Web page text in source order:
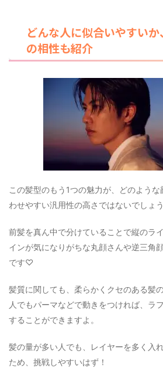
どんな人に似合いやすい
の相性も紹介
この髪型のもう1つの魅力が、どのよう
わせやすい汎用性の高さではないでしょう
前髪を真ん中で分けていることで縦のラ
インが気になりがちな丸顔さんや逆三角
です♡
髪質に関しても、柔らかくクセのある髪
人でもパーマなどで動きをつければ、ラ
することができますよ。
髪の量が多い人でも、レイヤーを多く入
ため、挑戦しやすいはず！